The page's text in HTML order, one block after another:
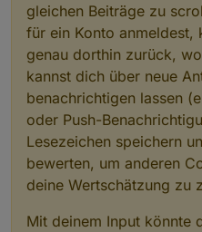
gleichen Beiträge zu
für ein Konto anmeldest,
genau dorthin zurück,
kannst dich über neue
benachrichtigen lassen
oder Push-
Lesezeichen speichern
bewerten, um anderen
deine Wertschätzung zu
Mit deinem Input könnte